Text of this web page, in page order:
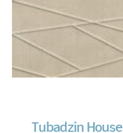
Tubadzin